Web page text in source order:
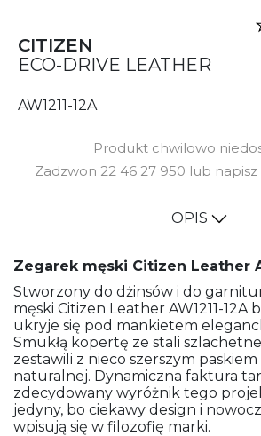
CITIZEN
ECO-DRIVE LEATHER
AW1211-12A
Produkt chwilowo
Zadzwon 22 46 27 950 lub napisz
OPIS
Zegarek męski Citizen Leather
Stworzony do dżinsów i do
męski Citizen Leather AW1211-12A
ukryje się pod mankietem
Smukłą kopertę ze stali
zestawili z nieco szerszym
naturalnej. Dynamiczna faktura
zdecydowany wyróżnik tego
jedyny, bo ciekawy design i
wpisują się w filozofię marki.